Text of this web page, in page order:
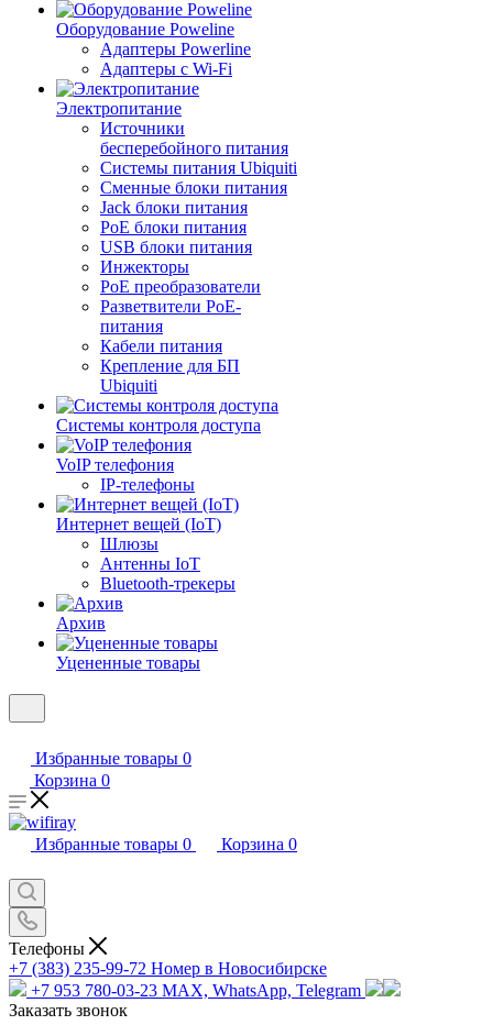
Оборудование Poweline
Адаптеры Powerline
Адаптеры с Wi-Fi
Электропитание
Источники
бесперебойного питания
Системы питания Ubiquiti
Сменные блоки питания
Jack блоки питания
PoE блоки питания
USB блоки питания
Инжекторы
PoE преобразователи
Разветвители PoE-
питания
Кабели питания
Крепление для БП
Ubiquiti
Системы контроля доступа
VoIP телефония
IP-телефоны
Интернет вещей (IoT)
Шлюзы
Антенны IoT
Bluetooth-трекеры
Архив
Уцененные товары
Избранные товары 0
Корзина 0
Избранные товары 0 Корзина 0
Телефоны
+7 (383) 235-99-72 Номер в Новосибирске
+7 953 780-03-23 MAX, WhatsApp, Telegram
Заказать звонок